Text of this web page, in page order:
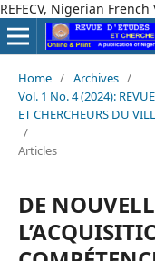
REFECV, Nigerian
Home / Archives /
Vol. 1 No. 4 (2024):
ET CHERCHEURS DU
/
Articles
DE